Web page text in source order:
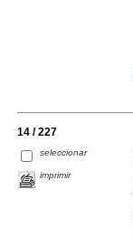
14 / 227
seleccionar
imprimir